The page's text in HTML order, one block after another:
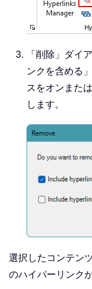
「削除」ダイ
ンクを含める
スをオンまた
します。
選択したコンテン
のハイパーリンク